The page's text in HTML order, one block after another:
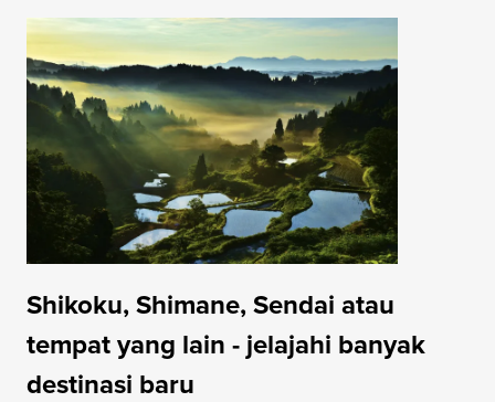
Shikoku, Shimane, Sendai atau
tempat yang lain - jelajahi banyak
destinasi baru